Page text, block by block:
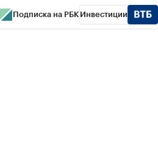
Подписка на РБК Инвестиции